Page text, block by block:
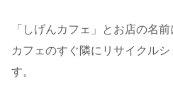
「しげんカフェ」とお店の名
カフェのすぐ隣にリサイクル
す。